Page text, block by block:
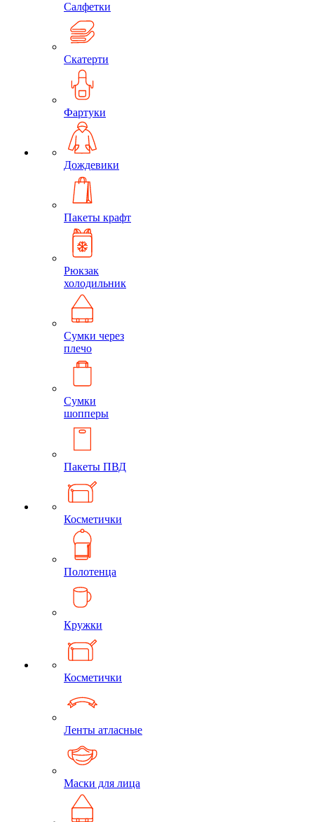
Салфетки
Скатерти
Фартуки
Дождевики
Пакеты крафт
Рюкзак
холодильник
Сумки через
плечо
Сумки
шопперы
Пакеты ПВД
Косметички
Полотенца
Кружки
Косметички
Ленты атласные
Маски для лица